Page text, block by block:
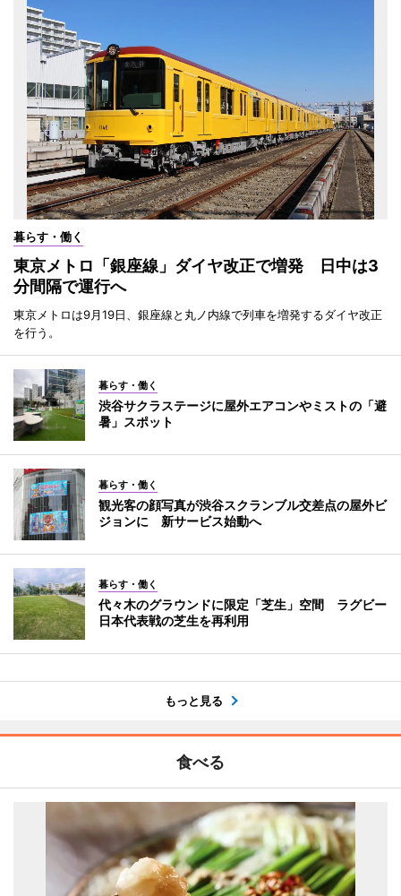
暮らす・働く
東京メトロ「銀座線」ダイヤ改正で増発 日中は3
分間隔で運行へ
東京メトロは9月19日、銀座線と丸ノ内線で列車を増発するダイヤ改正
を行う。
暮らす・働く
渋谷サクラステージに屋外エアコンやミストの「避
暑」スポット
暮らす・働く
観光客の顔写真が渋谷スクランブル交差点の屋外ビ
ジョンに 新サービス始動へ
暮らす・働く
代々木のグラウンドに限定「芝生」空間 ラグビー
日本代表戦の芝生を再利用
もっと見る
食べる